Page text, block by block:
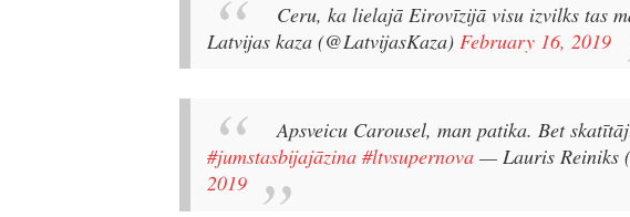
Ceru, ka lielajā Eirovīzijā visu izvilks tas
Latvijas kaza (@LatvijasKaza) February 16, 2019
Apsveicu Carousel, man patika. Bet
#jumstasbijajāzina #ltvsupernova — Lauris Reiniks
2019